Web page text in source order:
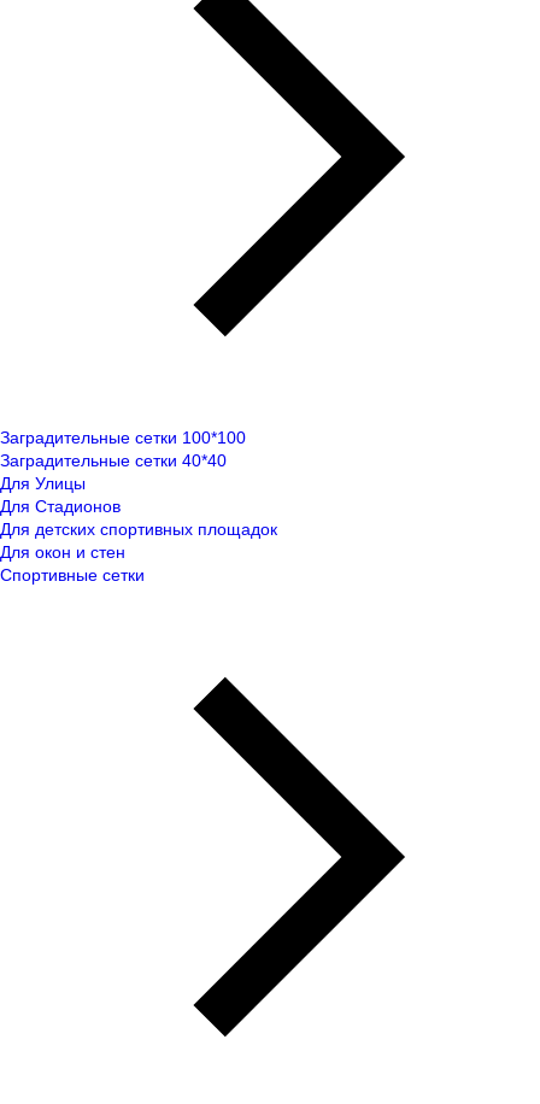
Заградительные сетки 100*100
Заградительные сетки 40*40
Для Улицы
Для Стадионов
Для детских спортивных площадок
Для окон и стен
Спортивные сетки